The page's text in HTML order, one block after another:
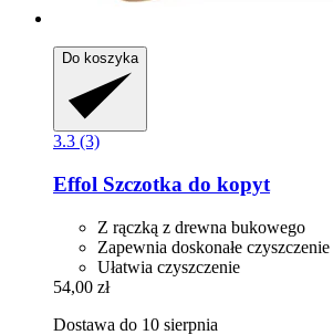
Do koszyka
3.3 (3)
Effol Szczotka do kopyt
Z rączką z drewna bukowego
Zapewnia doskonałe czyszczenie
Ułatwia czyszczenie
54,00 zł
Dostawa do 10 sierpnia